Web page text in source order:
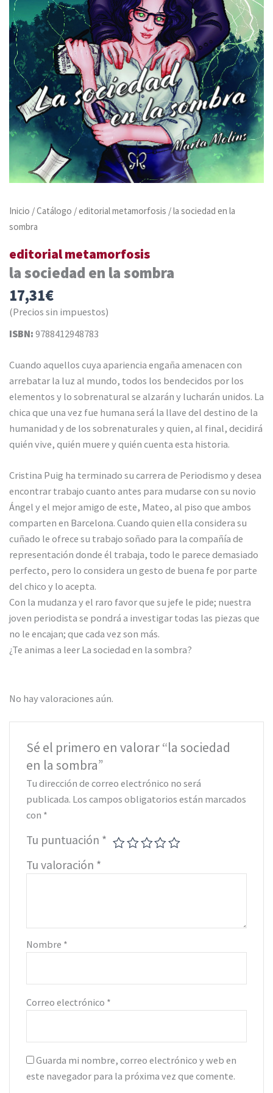
Inicio /Catálogo /editorial metamorfosis / la sociedad en la
sombra
editorial metamorfosis
la sociedad en la sombra
17,31€
(Precios sin impuestos)
ISBN: 9788412948783
Cuando aquellos cuya apariencia engaña amenacen con
arrebatar la luz al mundo, todos los bendecidos por los
elementos y lo sobrenatural se alzarán y lucharán unidos. La
chica que una vez fue humana será la llave del destino de la
humanidad y de los sobrenaturales y quien, al final, decidirá
quién vive, quién muere y quién cuenta esta historia.
Cristina Puig ha terminado su carrera de Periodismo y desea
encontrar trabajo cuanto antes para mudarse con su novio
Ángel y el mejor amigo de este, Mateo, al piso que ambos
comparten en Barcelona. Cuando quien ella considera su
cuñado le ofrece su trabajo soñado para la compañía de
representación donde él trabaja, todo le parece demasiado
perfecto, pero lo considera un gesto de buena fe por parte
del chico y lo acepta.
Con la mudanza y el raro favor que su jefe le pide; nuestra
joven periodista se pondrá a investigar todas las piezas que
no le encajan; que cada vez son más.
¿Te animas a leer La sociedad en la sombra?
No hay valoraciones aún.
Sé el primero en valorar “la sociedad
en la sombra”
Tu dirección de correo electrónico no será
publicada. Los campos obligatorios están marcados
con *
Tu puntuación *
Tu valoración *
Nombre *
Correo electrónico *
Guarda mi nombre, correo electrónico y web en
este navegador para la próxima vez que comente.